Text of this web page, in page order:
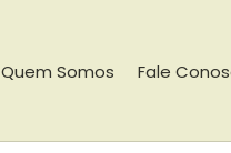
Quem Somos Fale